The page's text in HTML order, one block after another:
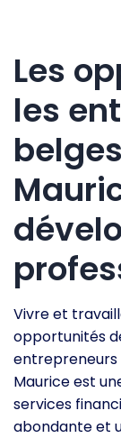
Les
les
Vivre et
opportunités
entrepreneurs
Maurice est
services
abondante et